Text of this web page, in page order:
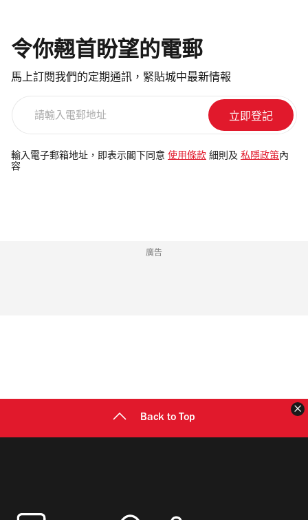
令你翹首盼望的電郵
馬上訂閱我們的定期通訊，緊貼城中最新情報
電
郵
輸入電子郵箱地址，即表示閣下同意 使用條款 細則及 私隱政策內
容
廣告
Back to Top